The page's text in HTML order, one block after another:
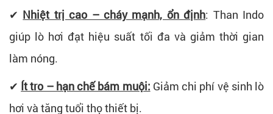
✔ Nhiệt trị cao – cháy mạnh, ổn định: Than Indo
giúp lò hơi đạt hiệu suất tối đa và giảm thời gian
làm nóng.
✔ Ít tro – hạn chế bám muội: Giảm chi phí vệ sinh lò
hơi và tăng tuổi thọ thiết bị.